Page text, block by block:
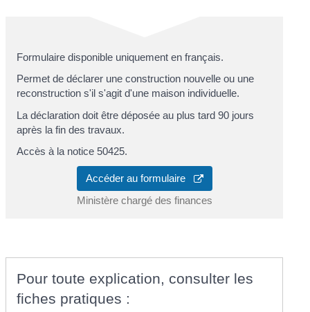
Formulaire disponible uniquement en français.
Permet de déclarer une construction nouvelle ou une
reconstruction s'il s'agit d'une maison individuelle.
La déclaration doit être déposée au plus tard 90 jours
après la fin des travaux.
Accès à la notice 50425.
Accéder au formulaire
Ministère chargé des finances
Pour toute explication, consulter les
fiches pratiques :